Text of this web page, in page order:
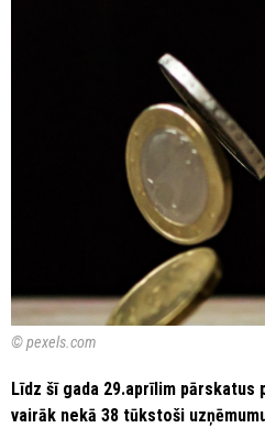
© pexels.com
Līdz šī gada 29.aprīlim pārskatus
vairāk nekā 38 tūkstoši